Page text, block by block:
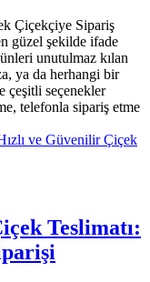
Çiçekçiye Sipariş
güzel şekilde ifade
unutulmaz kılan
ya da herhangi bir
çeşitli seçenekler
telefonla sipariş etme
ve Güvenilir Çiçek
Teslimatı: